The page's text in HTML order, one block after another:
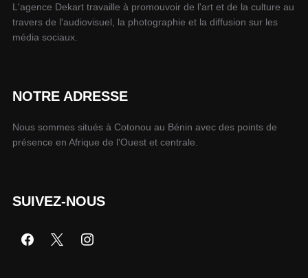
L'agence Dekart travaille à promouvoir de l'art et de la culture au
travers de l'audiovisuel, la photographie et la diffusion sur les
média sociaux.
NOTRE ADRESSE
Nous sommes situés à Cotonou au Bénin avec des points de
présence en Afrique de l'Ouest et centrale.
SUIVEZ-NOUS